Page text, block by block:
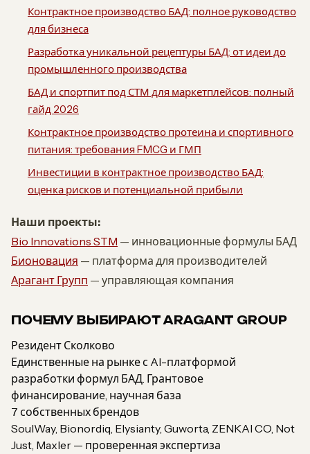
Контрактное производство БАД: полное руководство
для бизнеса
Разработка уникальной рецептуры БАД: от идеи до
промышленного производства
БАД и спортпит под СТМ для маркетплейсов: полный
гайд 2026
Контрактное производство протеина и спортивного
питания: требования FMCG и ГМП
Инвестиции в контрактное производство БАД:
оценка рисков и потенциальной прибыли
Наши проекты:
Bio Innovations STM — инновационные формулы БАД
Бионовация — платформа для производителей
Арагант Групп — управляющая компания
ПОЧЕМУ ВЫБИРАЮТ ARAGANT GROUP
Резидент Сколково
Единственные на рынке с AI-платформой
разработки формул БАД. Грантовое
финансирование, научная база
7 собственных брендов
SoulWay, Bionordiq, Elysianty, Guworta, ZENKAI CO, Not
Just, Maxler — проверенная экспертиза